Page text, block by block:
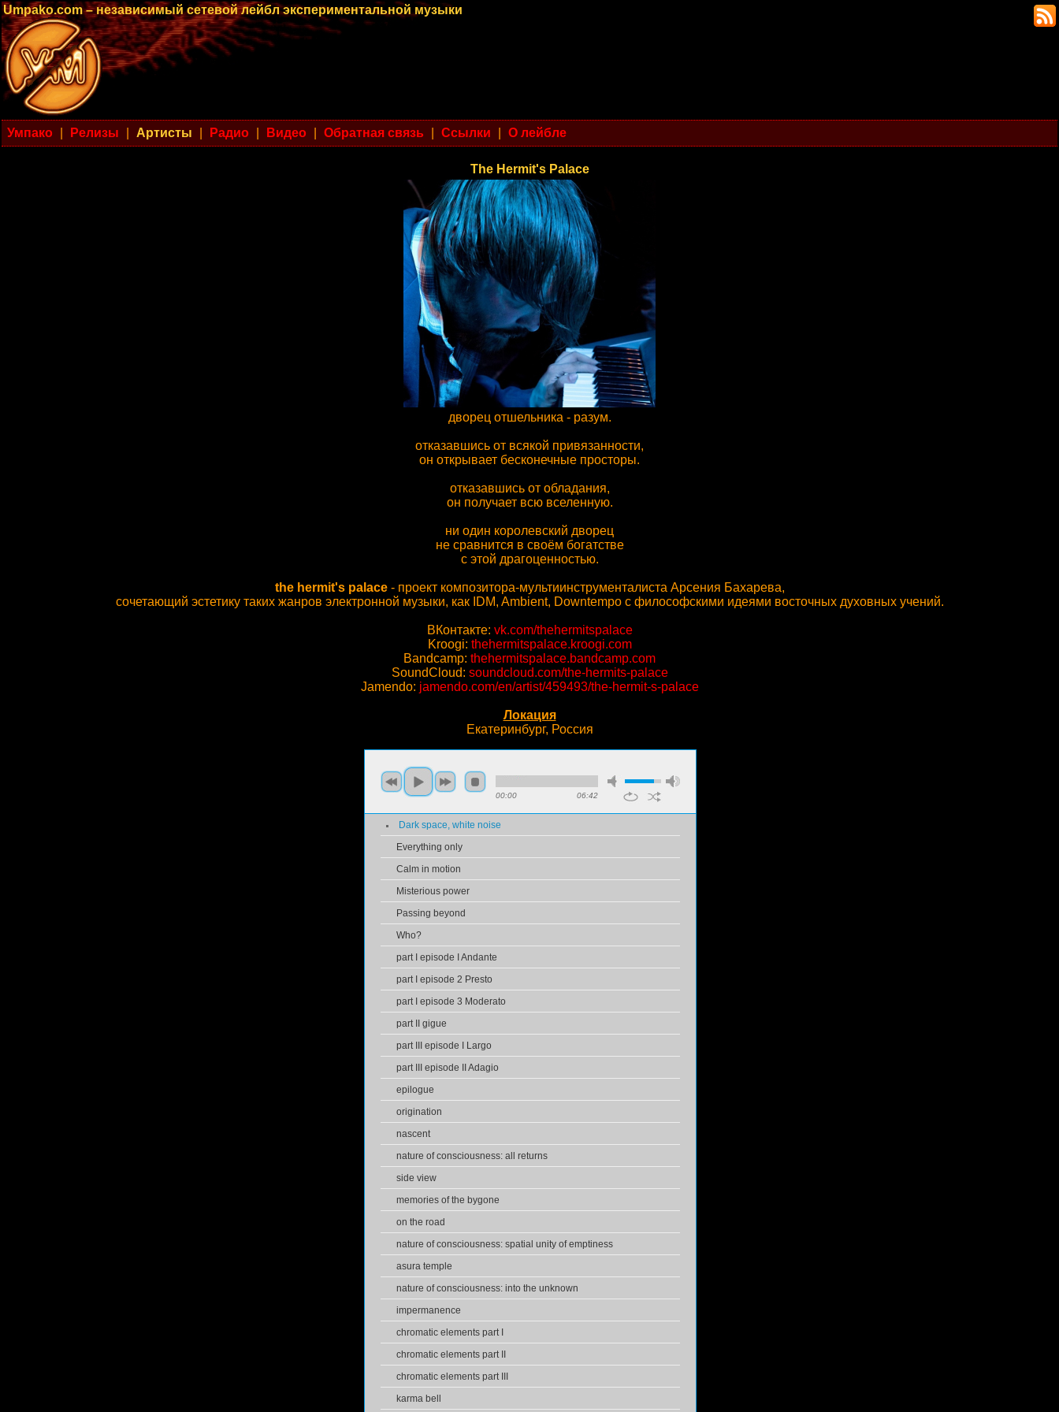
Umpako.com – независимый сетевой лейбл экспериментальной музыки
Умпако Релизы Артисты Радио Видео Обратная связь Ссылки О лейбле
The Hermit's Palace
дворец отшельника - разум.
отказавшись от всякой привязанности,
он открывает бесконечные просторы.
отказавшись от обладания,
он получает всю вселенную.
ни один королевский дворец
не сравнится в своём богатстве
с этой драгоценностью.
the hermit's palace- проект композитора-мультиинструменталиста Арсения Бахарева,
сочетающий эстетику таких жанров электронной музыки, как IDM, Ambient, Downtempo с философскими идеями восточных духовных учений.
ВКонтакте: vk.com/thehermitspalace
Kroogi: thehermitspalace.kroogi.com
Bandcamp: thehermitspalace.bandcamp.com
SoundCloud: soundcloud.com/the-hermits-palace
Jamendo: jamendo.com/en/artist/459493/the-hermit-s-palace
Локация
Екатеринбург, Россия
00:00 06:42
Dark space, white noise
Everything only
Calm in motion
Misterious power
Passing beyond
Who?
part I episode I Andante
part I episode 2 Presto
part I episode 3 Moderato
part II gigue
part III episode I Largo
part III episode II Adagio
epilogue
origination
nascent
nature of consciousness: all returns
side view
memories of the bygone
on the road
nature of consciousness: spatial unity of emptiness
asura temple
nature of consciousness: into the unknown
impermanence
chromatic elements part I
chromatic elements part II
chromatic elements part III
karma bell